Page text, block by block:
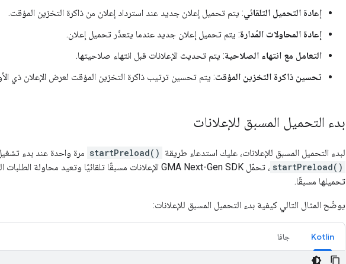
إعادة التحميل التلقائي: يتم تحميل إعلان جديد عند استرداد إعلان من ذاكرة التخزين المؤقت.
إعادة المحاولات المُدارة: يتم تحميل إعلان جديد عندما يتعذّر تحميل إعلان.
التعامل مع انتهاء الصلاحية: يتم تحديث الإعلانات قبل انتهاء صلاحيتها.
تحسين ذاكرة التخزين المؤقت: يتم تحسين ترتيب ذاكرة التخزين المؤقت لعرض الإعلان ذي
بدء التحميل المسبق للإعلانات
لبدء التحميل المسبق للإعلانات، عليك استدعاء طريقة startPreload() مرة واحدة عند بدء
startPreload() ، تحمّل GMA Next-Gen SDK الإعلانات مسبقًا تلقائيًا وتعيد محاولة الطلبات
تحميلها مسبقًا.
يوضّح المثال التالي كيفية بدء التحميل المسبق للإعلانات:
Kotlin جافا